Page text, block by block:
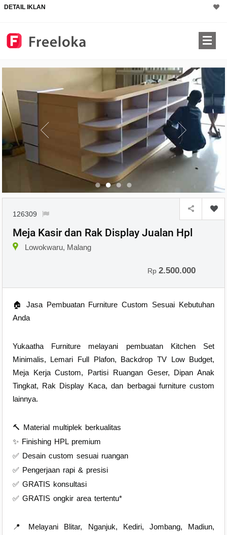
DETAIL IKLAN
126309
Meja Kasir dan Rak Display Jualan Hpl
Lowokwaru, Malang
Rp2.500.000
🏠 Jasa Pembuatan Furniture Custom Sesuai Kebutuhan
Anda
Yukaatha Furniture melayani pembuatan Kitchen Set
Minimalis, Lemari Full Plafon, Backdrop TV Low Budget,
Meja Kerja Custom, Partisi Ruangan Geser, Dipan Anak
Tingkat, Rak Display Kaca, dan berbagai furniture custom
lainnya.
🔨 Material multiplek berkualitas
✨ Finishing HPL premium
✅ Desain custom sesuai ruangan
✅ Pengerjaan rapi & presisi
✅ GRATIS konsultasi
✅ GRATIS ongkir area tertentu*
📍 Melayani Blitar, Nganjuk, Kediri, Jombang, Madiun,